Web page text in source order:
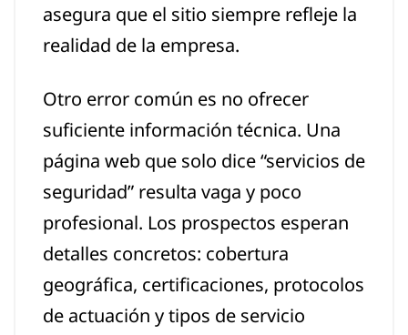
asegura que el sitio siempre refleje la
realidad de la empresa.
Otro error común es no ofrecer
suficiente información técnica. Una
página web que solo dice “servicios de
seguridad” resulta vaga y poco
profesional. Los prospectos esperan
detalles concretos: cobertura
geográfica, certificaciones, protocolos
de actuación y tipos de servicio